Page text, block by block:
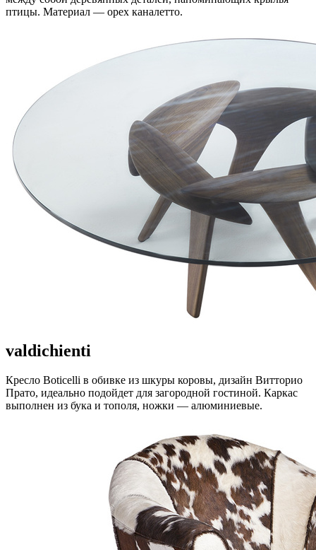
птицы. Материал — орех каналетто.
valdichienti
Кресло Boticelli в обивке из шкуры коровы, дизайн Витторио
Прато, идеально подойдет для загородной гостиной. Каркас
выполнен из бука и тополя, ножки — алюминиевые.